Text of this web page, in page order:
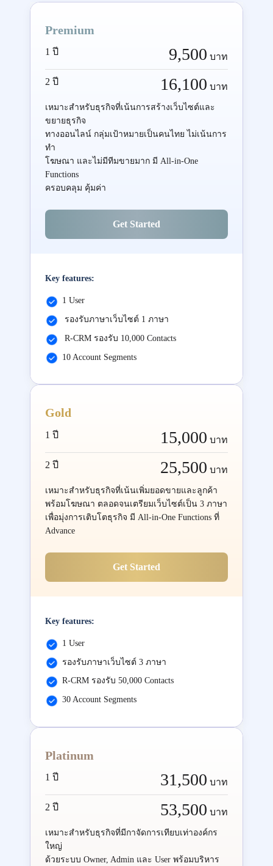
Premium
1 ปี 9,500 บาท
2 ปี 16,100 บาท
เหมาะสำหรับธุรกิจที่เน้นการสร้างเว็บไซต์และ
ขยายธุรกิจ
ทางออนไลน์ กลุ่มเป้าหมายเป็นคนไทย ไม่เน้นการ
ทำ
โฆษณา และไม่มีทีมขายมาก มี All-in-One
Functions
ครอบคลุม คุ้มค่า
Get Started
Key features:
1 User
รองรับภาษาเว็บไซต์ 1 ภาษา
R-CRM รองรับ 10,000 Contacts
10 Account Segments
Gold
1 ปี 15,000 บาท
2 ปี 25,500 บาท
เหมาะสำหรับธุรกิจที่เน้นเพิ่มยอดขายและลูกค้า
พร้อมโฆษณา ตลอดจนเตรียมเว็บไซต์เป็น 3 ภาษา
เพื่อมุ่งการเติบโตธุรกิจ มี All-in-One Functions ที่
Advance
Get Started
Key features:
1 User
รองรับภาษาเว็บไซต์ 3 ภาษา
R-CRM รองรับ 50,000 Contacts
30 Account Segments
Platinum
1 ปี 31,500 บาท
2 ปี 53,500 บาท
เหมาะสำหรับธุรกิจที่มีกาจัดการเทียบเท่าองค์กร
ใหญ่
ด้วยระบบ Owner, Admin และ User พร้อมบริหาร